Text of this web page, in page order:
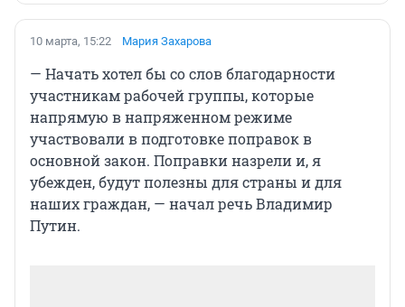
10 марта, 15:22 Мария Захарова
— Начать хотел бы со слов благодарности
участникам рабочей группы, которые
напрямую в напряженном режиме
участвовали в подготовке поправок в
основной закон. Поправки назрели и, я
убежден, будут полезны для страны и для
наших граждан, — начал речь Владимир
Путин.